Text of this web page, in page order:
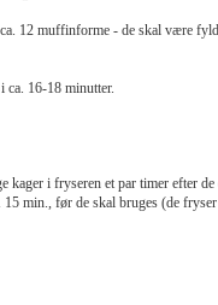
12 muffinforme - de skal være
ca. 16-18 minutter.
kager i fryseren et par timer efter de
15 min., før de skal bruges (de